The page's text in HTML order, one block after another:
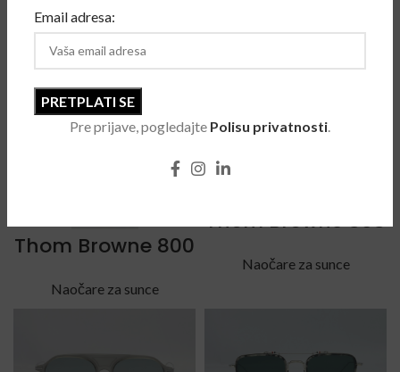
Email adresa:
Pre prijave, pogledajte Polisu privatnosti.
Thom Browne 15
Naočare za sunce
Thom Browne 800
Naočare za sunce
Thom Browne 808
Naočare za sunce